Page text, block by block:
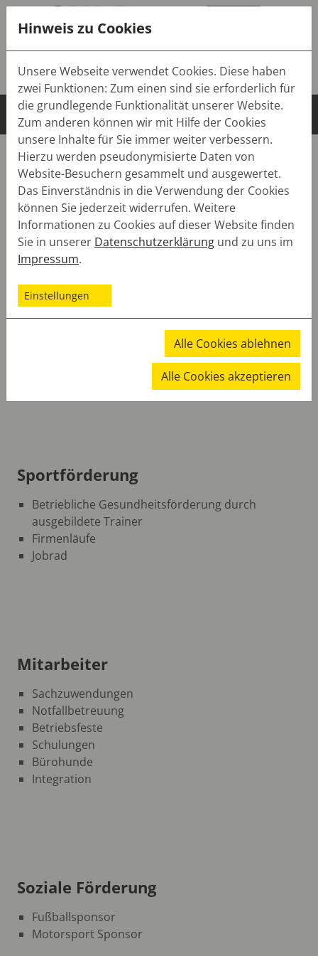
Tel.:
+49 (0) 7643 9103-0
Mail:info(at)sw-dach.de
Soziales Engagement
SW-Dach Das sind WIR Soziales Engagement
TRAGWERK
Förderung unserer Auszubildenden in allen
Bereichen
Förderung der Jugendlichen ortsansässier Haupt-
Sportförderung
Betriebliche Gesundheitsförderung durch
ausgebildete Trainer
Firmenläufe
Jobrad
Mitarbeiter
Sachzuwendungen
Notfallbetreuung
Betriebsfeste
Schulungen
Bürohunde
Integration
Soziale Förderung
Fußballsponsor
Motorsport Sponsor
Hinweis zu Cookies
Unsere Webseite verwendet Cookies. Diese haben
zwei Funktionen: Zum einen sind sie erforderlich für
die grundlegende Funktionalität unserer Website.
Zum anderen können wir mit Hilfe der Cookies
unsere Inhalte für Sie immer weiter verbessern.
Hierzu werden pseudonymisierte Daten von
Website-Besuchern gesammelt und ausgewertet.
Das Einverständnis in die Verwendung der Cookies
können Sie jederzeit widerrufen. Weitere
Informationen zu Cookies auf dieser Website finden
Sie in unserer Datenschutzerklärung und zu uns im
Impressum.
Einstellungen
Alle Cookies ablehnen
Alle Cookies akzeptieren